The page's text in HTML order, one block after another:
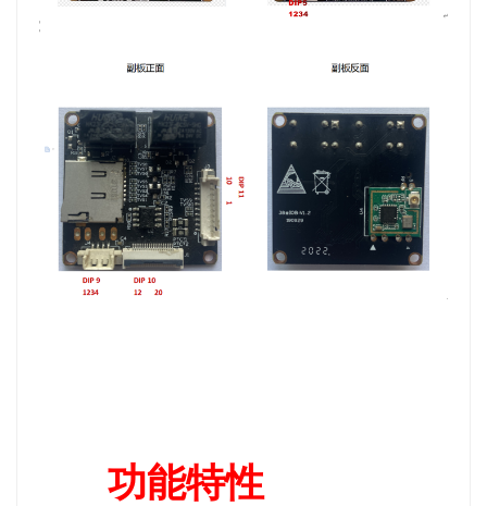
功能特性